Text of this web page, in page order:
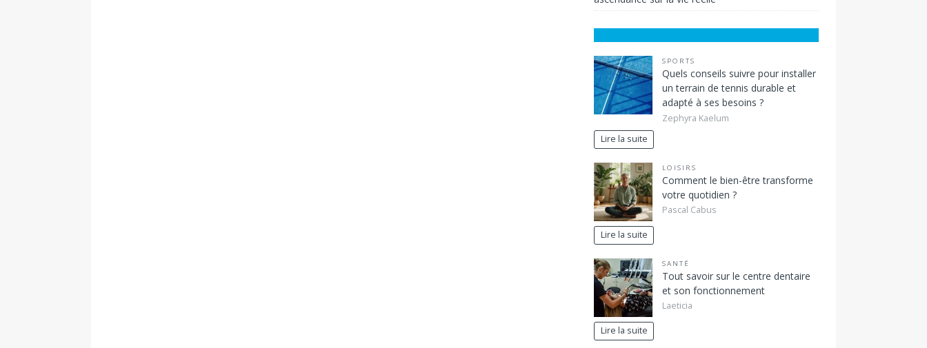
SPORTS
Quels conseils suivre pour installer
un terrain de tennis durable et
adapté à ses besoins ?
Zephyra Kaelum
Lire la suite
LOISIRS
Comment le bien-être transforme
votre quotidien ?
Pascal Cabus
Lire la suite
SANTÉ
Tout savoir sur le centre dentaire
et son fonctionnement
Laeticia
Lire la suite